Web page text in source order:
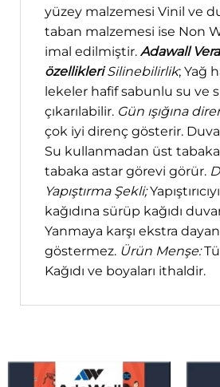
yüzey malzemesi Vinil ve
taban malzemesi ise Non
imal edilmiştir. Adawall
özellikleri Silinebilirlik; Yağ
lekeler hafif sabunlu su ve
çıkarılabilir. Gün ışığına
çok iyi direnç gösterir.
Su kullanmadan üst
tabaka astar görevi görür.
Yapıştırma Şekli;
kağıdına sürüp kağıdı
Yanmaya karşı ekstra
göstermez. Ürün Menşe:
Kağıdı ve boyaları ithaldir.